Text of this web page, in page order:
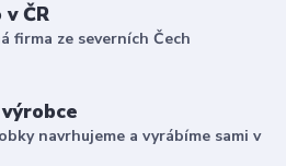
ČR
firma ze severních Čech
navrhujeme a vyrábíme sami v